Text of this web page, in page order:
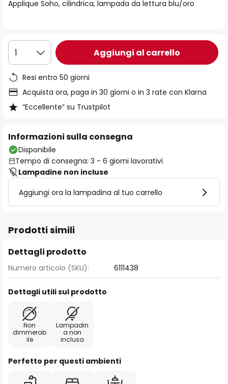
Applique Soho, cilindrica, lampada da lettura blu/oro
1 Aggiungi al carrello
Resi entro 50 giorni
Acquista ora, paga in 30 giorni o in 3 rate con Klarna
“Eccellente” su Trustpilot
Informazioni sulla consegna
Disponibile
Tempo di consegna: 3 - 6 giorni lavorativi
Lampadine non incluse
Aggiungi ora la lampadina al tuo carrello
Prodotti simili
Dettagli prodotto
Numero articolo (SKU): 6111438
Dettagli utili sul prodotto
Non
dimmerab
ile
Lampadin
a non
inclusa
Perfetto per questi ambienti